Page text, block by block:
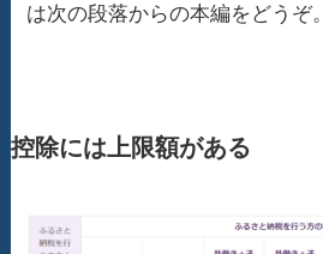
は次の段落からの本編をどうぞ。
控除には上限額がある